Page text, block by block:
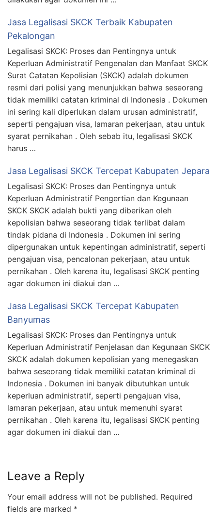
Jasa Legalisasi SKCK Terbaik Kabupaten
Pekalongan
Legalisasi SKCK: Proses dan Pentingnya untuk
Keperluan Administratif Pengenalan dan Manfaat SKCK
Surat Catatan Kepolisian (SKCK) adalah dokumen
resmi dari polisi yang menunjukkan bahwa seseorang
tidak memiliki catatan kriminal di Indonesia . Dokumen
ini sering kali diperlukan dalam urusan administratif,
seperti pengajuan visa, lamaran pekerjaan, atau untuk
syarat pernikahan . Oleh sebab itu, legalisasi SKCK
harus …
Jasa Legalisasi SKCK Tercepat Kabupaten Jepara
Legalisasi SKCK: Proses dan Pentingnya untuk
Keperluan Administratif Pengertian dan Kegunaan
SKCK SKCK adalah bukti yang diberikan oleh
kepolisian bahwa seseorang tidak terlibat dalam
tindak pidana di Indonesia . Dokumen ini sering
dipergunakan untuk kepentingan administratif, seperti
pengajuan visa, pencalonan pekerjaan, atau untuk
pernikahan . Oleh karena itu, legalisasi SKCK penting
agar dokumen ini diakui dan …
Jasa Legalisasi SKCK Tercepat Kabupaten
Banyumas
Legalisasi SKCK: Proses dan Pentingnya untuk
Keperluan Administratif Penjelasan dan Kegunaan SKCK
SKCK adalah dokumen kepolisian yang menegaskan
bahwa seseorang tidak memiliki catatan kriminal di
Indonesia . Dokumen ini banyak dibutuhkan untuk
keperluan administratif, seperti pengajuan visa,
lamaran pekerjaan, atau untuk memenuhi syarat
pernikahan . Oleh karena itu, legalisasi SKCK penting
agar dokumen ini diakui dan …
Leave a Reply
Your email address will not be published. Required
fields are marked *